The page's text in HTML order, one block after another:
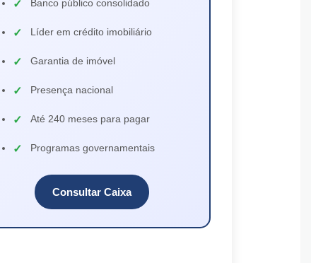
Banco público consolidado
Líder em crédito imobiliário
Garantia de imóvel
Presença nacional
Até 240 meses para pagar
Programas governamentais
Consultar Caixa